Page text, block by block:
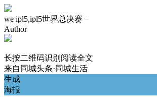
we ipl5,ipl5世界总决赛 –
Author
长按二维码识别阅读全文
来自 同城头条·同城生活
生成
海报